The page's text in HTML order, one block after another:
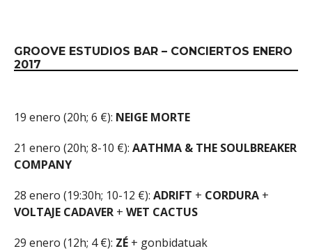
GROOVE ESTUDIOS BAR – CONCIERTOS ENERO
2017
19 enero (20h; 6 €): NEIGE MORTE
21 enero (20h; 8-10 €): AATHMA & THE SOULBREAKER
COMPANY
28 enero (19:30h; 10-12 €): ADRIFT + CORDURA+
VOLTAJE CADAVER+ WET CACTUS
29 enero (12h; 4 €): ZÉ+ gonbidatuak